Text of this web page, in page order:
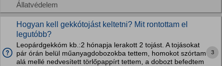
Állatvédelem
Hogyan kell gekkótojást keltetni? Mit rontottam el
legutóbb?
Leopárdgekkóm kb.:2 hónapja lerakott 2 tojást. A tojásokat
pár órán belül műanyagdobozokba tettem, homokot szórtam
alá mellé nedvesített törlőpappírt tettem, a dobozt befedtem
3